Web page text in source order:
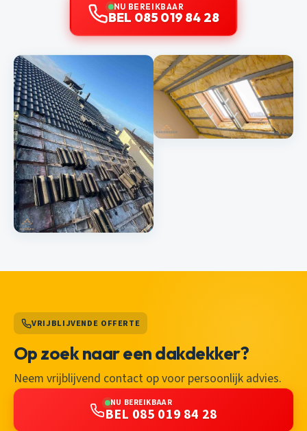
NU BEREIKBAAR
BEL 085 019 84 28
VRIJBLIJVENDE OFFERTE
Op zoek naar een dakdekker?
Neem vrijblijvend contact op voor persoonlijk advies.
NU BEREIKBAAR
BEL 085 019 84 28